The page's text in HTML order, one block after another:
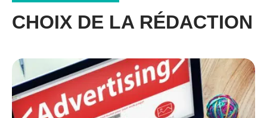
CHOIX DE LA RÉDACTION